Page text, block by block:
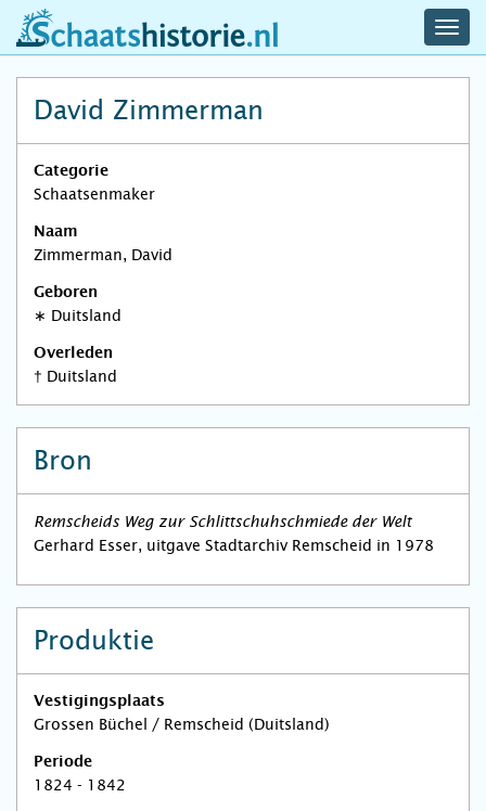
schaatshistorie.nl
David Zimmerman
Categorie
Schaatsenmaker
Naam
Zimmerman, David
Geboren
∗ Duitsland
Overleden
† Duitsland
Bron
Remscheids Weg zur Schlittschuhschmiede der Welt
Gerhard Esser, uitgave Stadtarchiv Remscheid in 1978
Produktie
Vestigingsplaats
Grossen Büchel / Remscheid (Duitsland)
Periode
1824 - 1842